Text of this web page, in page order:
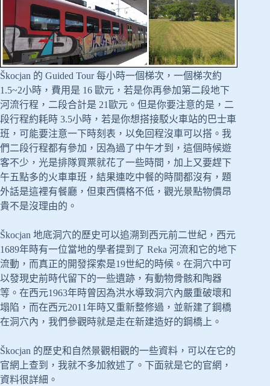
Škocjan 的 Guided Tour 每小時一個梯次，一個梯次約
1.5~2小時，費用是 16 歐元，若是你再參加第二段地下
河流行程，二段合計是 21歐元。但是你要注意的是，二
段行程約耗時 3.5小時，若是你想搭接駁火車站的巴士車
班，可能要注意一下時刻表，以免回程沒車可以搭。我
們二段行程都有參加，因為過了中午才到，這個時候遊
客不少，光是排隊買票就花了一些時間，加上又要趕下
午五點多的火車車班，結果連吃中餐的時間都沒有，題
外話是這裡有餐廳，但東西價格不低，觀光景點物價昂
貴不是沒理由的。
Škocjan 地底洞穴的歷史可以追溯到西元前二世紀，西元
1689年時有一位當地的學者提到了 Reka 河流和它的地下
流動，而真正的開發探索是19世紀的時候。在洞穴中可
以發現史前時代留下的一些遺跡，有動物骨骸和陶器
等。在西元1963年時曾因為洪水導致洞穴內嚴重破壞和
塌陷，而在西元2011年時又重新整修過，並新建了鋼橋
在洞穴內，我們參觀時就是走在新建造好的鋼橋上。
Škocjan 的歷史和自然景觀相觀的一些資料，可以在它的
官網上查到，我就不多加敘述了。下面就是它的官網，
資料很詳細。